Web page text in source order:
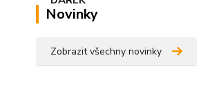
Novinky
Zobrazit všechny novinky